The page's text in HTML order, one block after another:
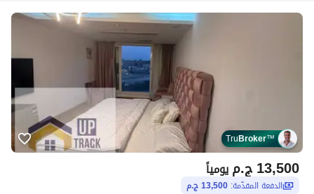
TruBroker™
ج.م13,500 يومياً
الدفعة المقدّمة: 13,500 ج.م